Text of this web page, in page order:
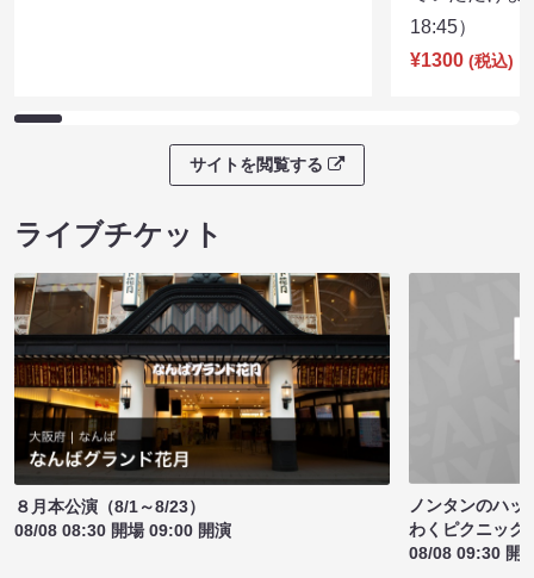
18:45）
¥1300 (税込)
サイトを閲覧する
ライブチケット
８月本公演（8/1～8/23）
08/08 08:30 開場 09:00 開演
ノンタンのハッ
わくピクニック
08/08 09:30 開